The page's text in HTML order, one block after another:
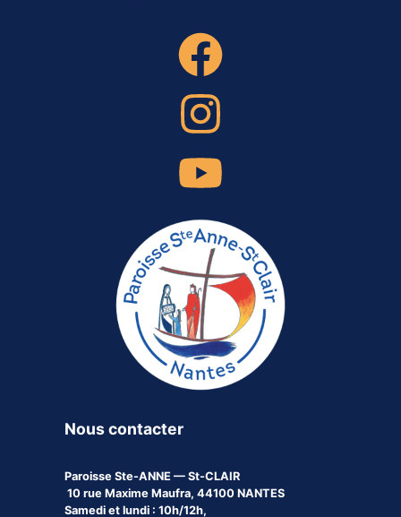
Nous contacter
Paroisse Ste-ANNE — St-CLAIR
10 rue Maxime Maufra, 44100 NANTES
Samedi et lundi : 10h/12h,